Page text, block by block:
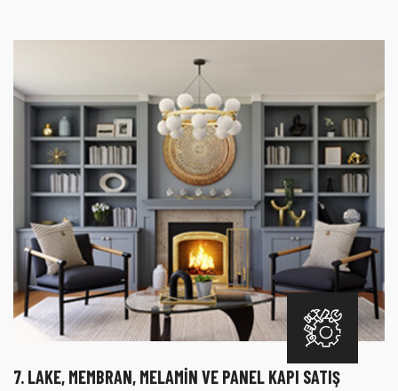
7. LAKE, MEMBRAN, MELAMIN VE PANEL KAPI SATIŞ